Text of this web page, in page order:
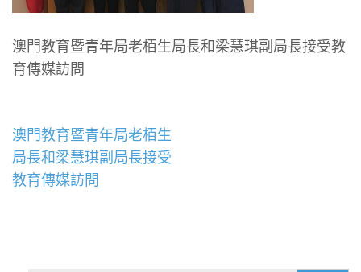
澳門教育暨青年局老栢生局長和梁慧琪副局長接受教
育傳媒訪問
文
章
導
澳門教育暨青年局老栢生
局長和梁慧琪副局長接受
教育傳媒訪問